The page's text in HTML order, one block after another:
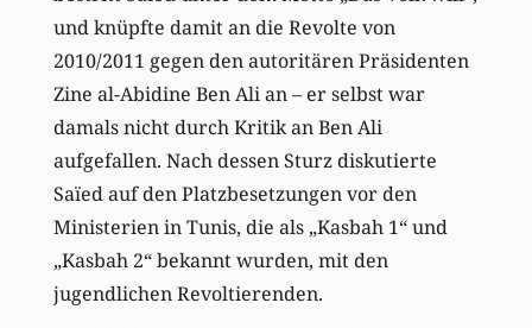
und knüpfte damit an die Revolte von
2010/2011 gegen den autoritären Präsidenten
Zine al-Abidine Ben Ali an – er selbst war
damals nicht durch Kritik an Ben Ali
aufgefallen. Nach dessen Sturz diskutierte
Saïed auf den Platzbesetzungen vor den
Ministerien in Tunis, die als „Kasbah 1“ und
„Kasbah 2“ bekannt wurden, mit den
jugendlichen Revoltierenden.